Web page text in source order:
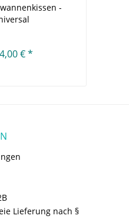
-
€ *
Lieferung nach §